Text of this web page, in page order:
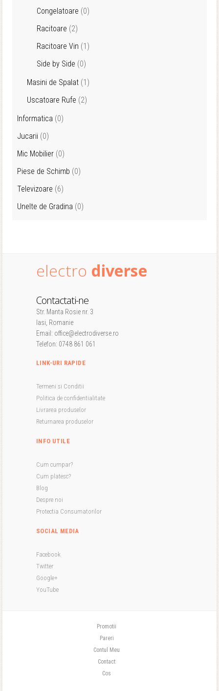
Congelatoare (0)
Racitoare (2)
Racitoare Vin (1)
Side by Side (0)
Masini de Spalat (1)
Uscatoare Rufe (2)
Informatica (0)
Jucarii (0)
Mic Mobilier (0)
Piese de Schimb (0)
Televizoare (6)
Unelte de Gradina (0)
electro diverse
Contactati-ne
Str. Manta Rosie nr. 3
Iasi, Romanie
Email: office@electrodiverse.ro
Telefon: 0748 861 061
LINK-URI RAPIDE
Termeni si Conditii
Politica de confidentialitate
Livrarea produselor
Returnarea produselor
INFO UTILE
Cum cumpar?
Cum platesc?
Blog
Despre noi
Protectia Consumatorilor
SOCIAL MEDIA
Facebook
Twitter
Google+
YouTube
Promotii
Pareri
Contul Meu
Contact
Cos